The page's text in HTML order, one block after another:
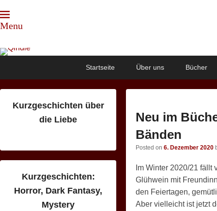
Menu
Qindie
Das Autorenkorrektiv
Startseite Über uns Bücher
Neu im
Bänden
Posted on 6. Dezember 2020
Im Winter 2020/21
Glühwein mit
den Feiertagen,
Aber vielleicht ist jetzt
Kurzgeschichten über
die Liebe
Kurzgeschichten:
Horror, Dark Fantasy,
Mystery